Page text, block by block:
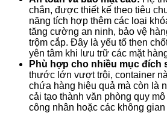
chắn, được thiết kế theo tiêu
năng tích hợp thêm các loại
tăng cường an ninh, bảo vệ
trộm cắp. Đây là yếu tố then
yên tâm khi lưu trữ các mặt
Phù hợp cho nhiều mục đích
thước lớn vượt trội, container
chứa hàng hiệu quả mà còn là
cải tạo thành văn phòng quy
công nhân hoặc các không